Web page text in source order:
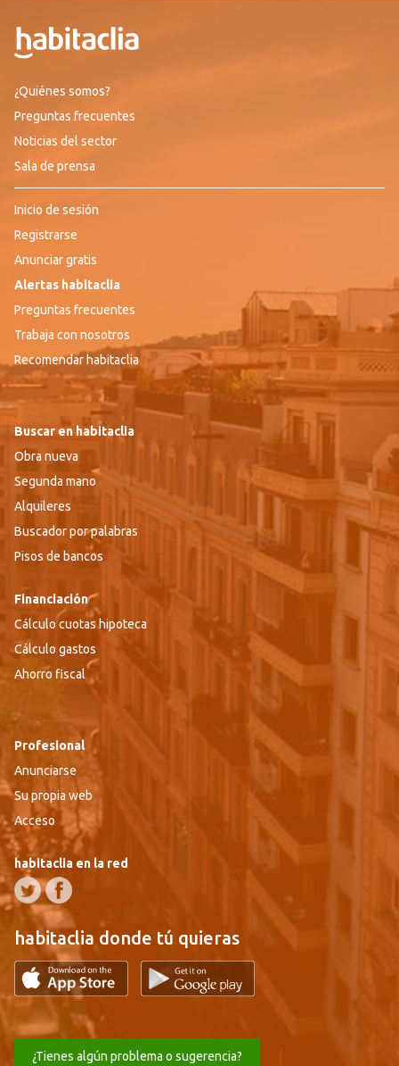
¿Quiénes somos?
Preguntas frecuentes
Noticias del sector
Sala de prensa
Inicio de sesión
Registrarse
Anunciar gratis
Alertas habitaclia
Preguntas frecuentes
Trabaja con nosotros
Recomendar habitaclia
Buscar en habitaclia
Obra nueva
Segunda mano
Alquileres
Buscador por palabras
Pisos de bancos
Financiación
Cálculo cuotas hipoteca
Cálculo gastos
Ahorro fiscal
Profesional
Anunciarse
Su propia web
Acceso
habitaclia en la red
habitaclia donde tú quieras
¿Tienes algún problema o sugerencia?